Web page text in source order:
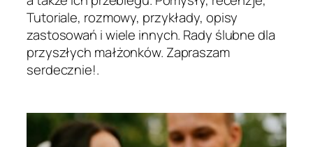
Tutoriale, rozmowy, przykłady, opisy
zastosowań i wiele innych. Rady ślubne dla
przyszłych małżonków. Zapraszam
serdecznie!.